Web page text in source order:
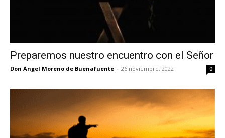
Preparemos nuestro encuentro con el Señor
Don Ángel Moreno de Buenafuente - 26 noviembre, 2022 0